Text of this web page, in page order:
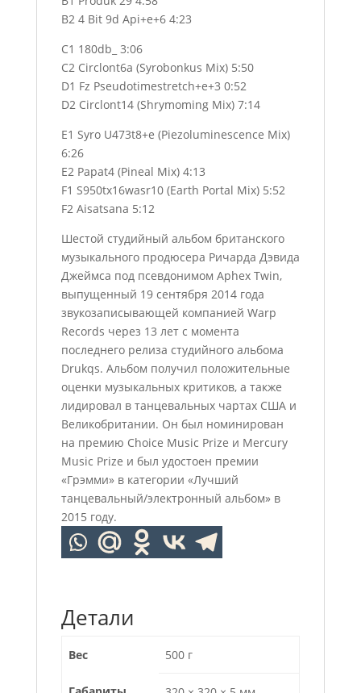
B2 4 Bit 9d Api+e+6 4:23
C1 180db_ 3:06
C2 Circlont6a (Syrobonkus Mix) 5:50
D1 Fz Pseudotimestretch+e+3 0:52
D2 Circlont14 (Shrymoming Mix) 7:14
E1 Syro U473t8+e (Piezoluminescence Mix)
6:26
E2 Papat4 (Pineal Mix) 4:13
F1 S950tx16wasr10 (Earth Portal Mix) 5:52
F2 Aisatsana 5:12
Шестой студийный альбом британского
музыкального продюсера Ричарда Дэвида
Джеймса под псевдонимом Aphex Twin,
выпущенный 19 сентября 2014 года
звукозаписывающей компанией Warp
Records через 13 лет с момента
последнего релиза студийного альбома
Drukqs. Альбом получил положительные
оценки музыкальных критиков, а также
лидировал в танцевальных чартах США и
Великобритании. Он был номинирован
на премию Choice Music Prize и Mercury
Music Prize и был удостоен премии
«Грэмми» в категории «Лучший
танцевальный/электронный альбом» в
2015 году.
Детали
Вес 500 г